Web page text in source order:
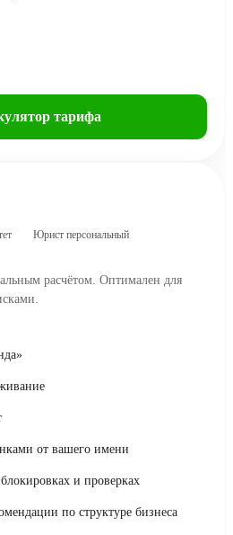
тарифа
Юрист персональный
расчётом. Оптимален для
от вашего имени
и проверках
по структуре бизнеса